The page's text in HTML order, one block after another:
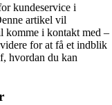
kundeservice i
artikel vil
komme i kontakt med –
for at få et indblik
hvordan du kan